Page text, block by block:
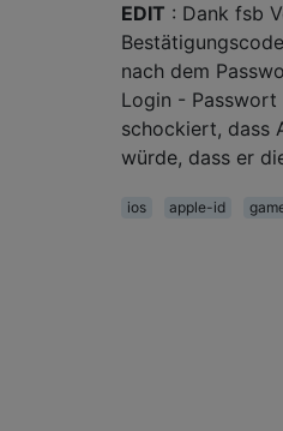
EDIT : Dank fsb
nach dem
Login - Passwort
schockiert, dass
würde, dass er
ios apple-id